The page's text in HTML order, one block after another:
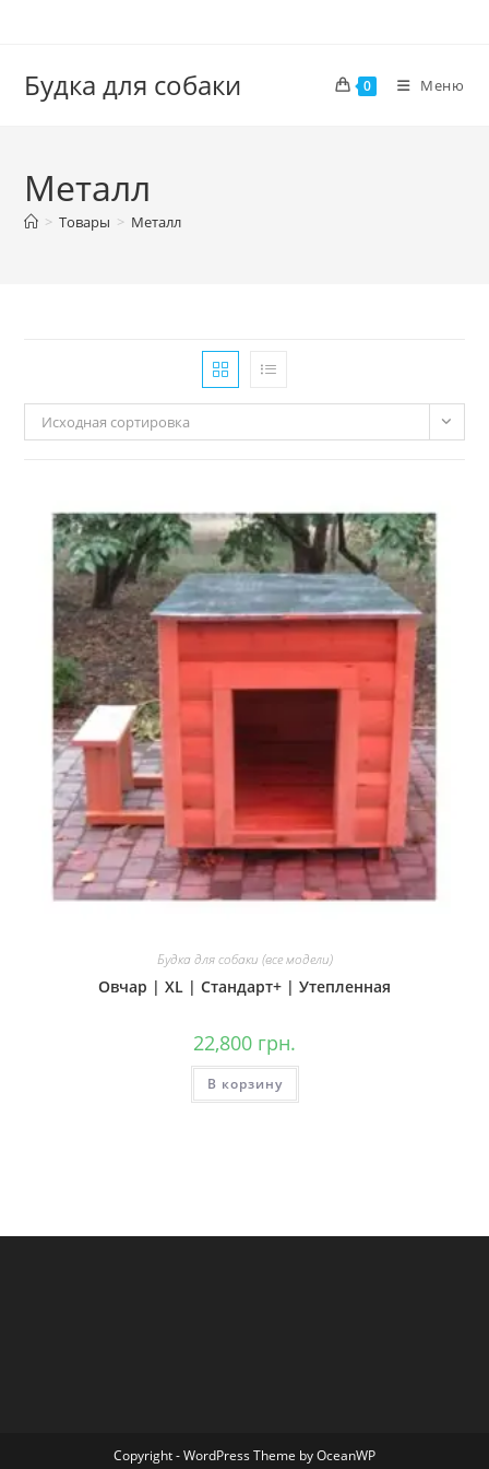
Будка для собаки 0 Меню
Металл
> Товары > Металл
Исходная сортировка
Будка для собаки (все модели)
Овчар | XL | Стандарт+ | Утепленная
22,800 грн.
В корзину
Copyright - WordPress Theme by OceanWP